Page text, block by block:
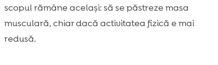
scopul rămâne același: să se păstreze masa
musculară, chiar dacă activitatea fizică e mai
redusă.